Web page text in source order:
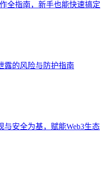
全指南，新手也能快速搞定
露的风险与防护指南
与安全为基，赋能Web3生态